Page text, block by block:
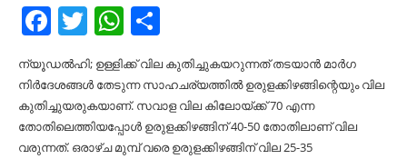
Facebook
TwitterWhatsApp
ന്യൂഡല്‍ഹി; ഉള്ളിക്ക് വില കുതിച്ചുകയറുന്നത് തടയാന്‍ മാര്‍ഗ
നിര്‍ദേശങ്ങള്‍ തേടുന്ന സാഹചര്യത്തില്‍ ഉരുളക്കിഴങ്ങിന്റെയും വില
കുതിച്ചുയരുകയാണ്. സവാള വില കിലോയ്ക്ക് 70 എന്ന
തോതിലെത്തിയപ്പോള്‍ ഉരുളക്കിഴങ്ങിന് 40-50 തോതിലാണ് വില
വരുന്നത്. ഒരാഴ്ച മുമ്പ് വരെ ഉരുളക്കിഴങ്ങിന് വില 25-35